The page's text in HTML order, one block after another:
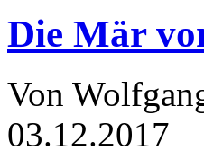
Die Mär
Von
03.12.2017